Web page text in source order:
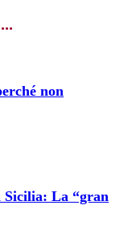
non
Sicilia: La “gran